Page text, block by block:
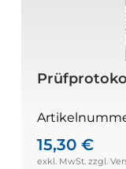
15,30 €